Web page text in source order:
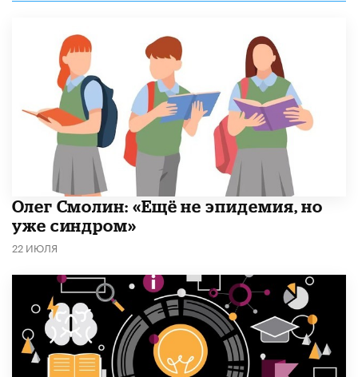
​Олег Смолин: «Ещё не эпидемия, но
уже синдром»
22 ИЮЛЯ